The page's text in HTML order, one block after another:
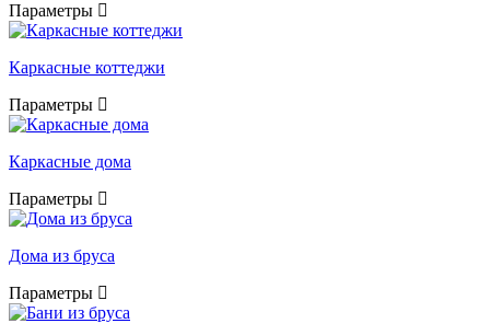
Параметры
Каркасные коттеджи
Параметры
Каркасные дома
Параметры
Дома из бруса
Параметры